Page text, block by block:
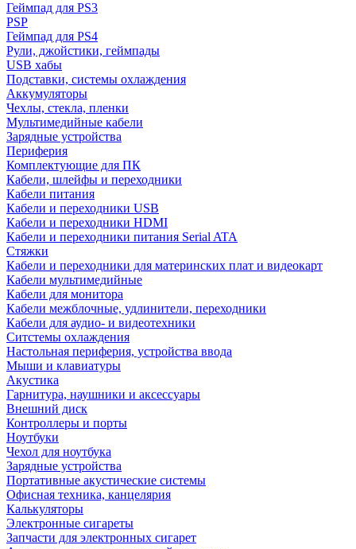
Геймпад для PS3
PSP
Геймпад для PS4
Рули, джойстики, геймпады
USB хабы
Подставки, системы охлаждения
Аккумуляторы
Чехлы, стекла, пленки
Мультимедийные кабели
Зарядные устройства
Периферия
Комплектующие для ПК
Кабели, шлейфы и переходники
Кабели питания
Кабели и переходники USB
Кабели и переходники HDMI
Кабели и переходники питания Serial ATA
Стяжки
Кабели и переходники для материнских плат и видеокарт
Кабели мультимедийные
Кабели для монитора
Кабели межблочные, удлинители, переходники
Кабели для аудио- и видеотехники
Ситстемы охлаждения
Настольная периферия, устройства ввода
Мыши и клавиатуры
Акустика
Гарнитура, наушники и аксессуары
Внешний диск
Контроллеры и порты
Ноутбуки
Чехол для ноутбука
Зарядные устройства
Портативные акустические системы
Офисная техника, канцелярия
Калькуляторы
Электронные сигареты
Запчасти для электронных сигарет